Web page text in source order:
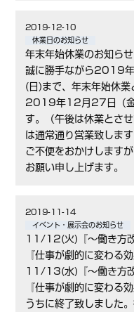
2019-12-10
休業日のお知らせ
年末年始休業のお知ら
誠に勝手ながら2019
(日)まで、年末年始休業
2019年12月27日（金
す。（午後は休業とさ
は通常通り営業致します
ご不便をおかけします
お願い申し上げます。
2019-11-14
イベント・展示会のお知らせ
11/12(火)『～働き方
『仕事が劇的に変わる
11/13(水)『～働き方
『仕事が劇的に変わる
うちに終了致しました